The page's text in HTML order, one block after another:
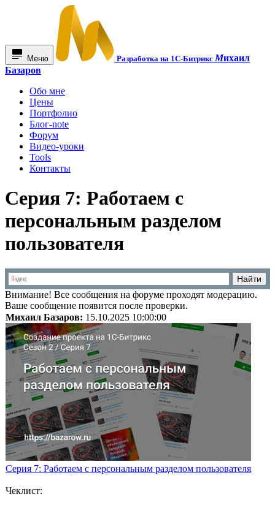
Меню Разработка на 1С-БитриксМихаил
Базаров
Обо мне
Цены
Портфолио
Блог-note
Форум
Видео-уроки
Tools
Контакты
Серия 7: Работаем с
персональным разделом
пользователя
Внимание! Все сообщения на форуме проходят модерацию.
Ваше сообщение появится после проверки.
Михаил Базаров: 15.10.2025 10:00:00
Серия 7: Работаем с персональным разделом пользователя
Чеклист: